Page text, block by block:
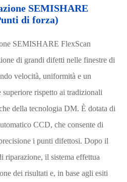
SEMISHARE
di forza)
SEMISHARE FlexScan
di grandi difetti nelle finestre di
velocità, uniformità e un
rispetto ai tradizionali
della tecnologia DM. È dotata di
CCD, che consente di
i punti difettosi. Dopo il
riparazione, il sistema effettua
dei risultati e, in base agli esiti